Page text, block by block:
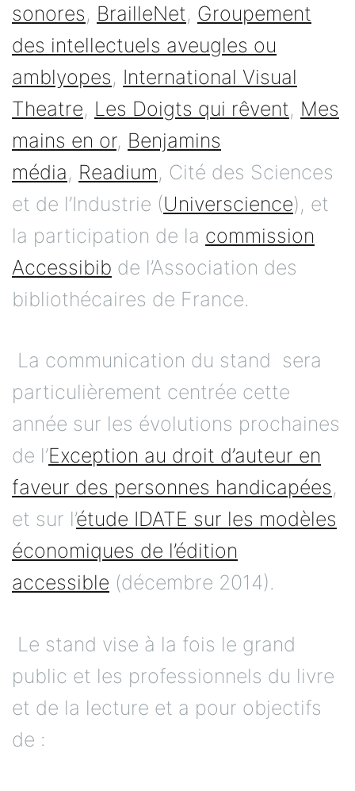
sonores, BrailleNet, Groupement
des intellectuels aveugles ou
amblyopes, International Visual
Theatre, Les Doigts qui rêvent, Mes
mains en or, Benjamins
média, Readium, Cité des Sciences
et de l’Industrie (Universcience), et
la participation de la commission
Accessibib de l’Association des
bibliothécaires de France.
La communication du stand sera
particulièrement centrée cette
année sur les évolutions prochaines
de l’Exception au droit d’auteur en
faveur des personnes handicapées,
et sur l’étude IDATE sur les modèles
économiques de l’édition
accessible (décembre 2014).
Le stand vise à la fois le grand
public et les professionnels du livre
et de la lecture et a pour objectifs
de :